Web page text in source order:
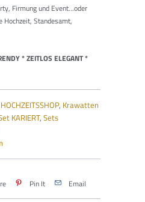
Firmung und Event...oder
Hochzeit, Standesamt,
* ZEITLOS ELEGANT *
, Krawatten
KARIERT, Sets
Pin It Email